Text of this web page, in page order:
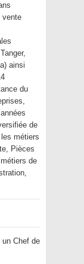
vente
ainsi
du
de
métiers
Pièces
de
un Chef de